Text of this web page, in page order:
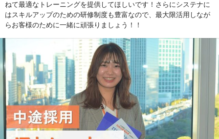
ねて最適なトレーニングを提供してほしいです！さらにシステナに
はスキルアップのための研修制度も豊富なので、最大限活用しなが
らお客様のために一緒に頑張りましょう！！